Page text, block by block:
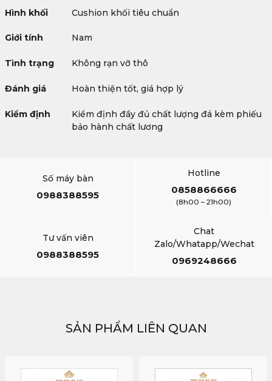
Hình khối Cushion khối tiêu chuẩn
Giới tính Nam
Tình trạng Không rạn vỡ thô
Đánh giá Hoàn thiện tốt, giá hợp lý
Kiểm định
Kiểm định đầy đủ chất lượng đá kèm phiếu
bảo hành chất lương
Số máy bàn
0988388595
Hotline
0858866666
(8h00 – 21h00)
Tư vấn viên
0988388595
Chat
Zalo/Whatapp/Wechat
0969248666
SẢN PHẨM LIÊN QUAN